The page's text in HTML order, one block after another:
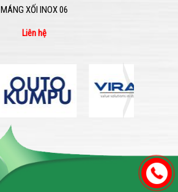
MÁNG XỐI INOX 06
Liên hệ